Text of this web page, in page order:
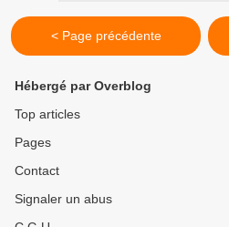
< Page précédente
Hébergé par Overblog
Top articles
Pages
Contact
Signaler un abus